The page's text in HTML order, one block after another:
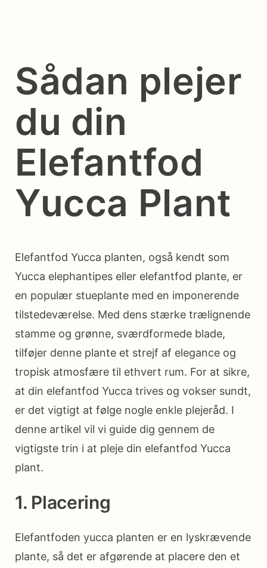
Sådan plejer
du din
Elefantfod
Yucca Plant
Elefantfod Yucca planten, også kendt som
Yucca elephantipes eller elefantfod plante, er
en populær stueplante med en imponerende
tilstedeværelse. Med dens stærke trælignende
stamme og grønne, sværdformede blade,
tilføjer denne plante et strejf af elegance og
tropisk atmosfære til ethvert rum. For at sikre,
at din elefantfod Yucca trives og vokser sundt,
er det vigtigt at følge nogle enkle plejeråd. I
denne artikel vil vi guide dig gennem de
vigtigste trin i at pleje din elefantfod Yucca
plant.
1. Placering
Elefantfoden yucca planten er en lyskrævende
plante, så det er afgørende at placere den et